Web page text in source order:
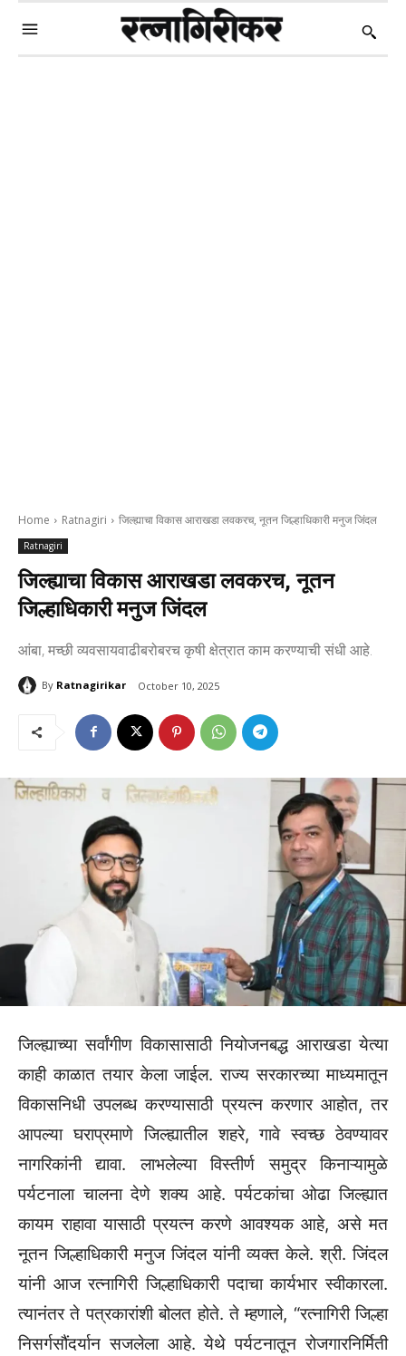
Home Ratnagiri जिल्ह्याचा विकास आराखडा लवकरच, नूतन जिल्हाधिकारी मनुज जिंदल
Ratnagiri
जिल्ह्याचा विकास आराखडा लवकरच, नूतन
जिल्हाधिकारी मनुज जिंदल
आंबा, मच्छी व्यवसायवाढीबरोबरच कृषी क्षेत्रात काम करण्याची संधी आहे.
By Ratnagirikar October 10, 2025
जिल्ह्याच्या सर्वांगीण विकासासाठी नियोजनबद्ध आराखडा येत्या
काही काळात तयार केला जाईल. राज्य सरकारच्या माध्यमातून
विकासनिधी उपलब्ध करण्यासाठी प्रयत्न करणार आहोत, तर
आपल्या घराप्रमाणे जिल्ह्यातील शहरे, गावे स्वच्छ ठेवण्यावर
नागरिकांनी द्यावा. लाभलेल्या विस्तीर्ण समुद्र किनाऱ्यामुळे
पर्यटनाला चालना देणे शक्य आहे. पर्यटकांचा ओढा जिल्ह्यात
कायम राहावा यासाठी प्रयत्न करणे आवश्यक आहे, असे मत
नूतन जिल्हाधिकारी मनुज जिंदल यांनी व्यक्त केले. श्री. जिंदल
यांनी आज रत्नागिरी जिल्हाधिकारी पदाचा कार्यभार स्वीकारला.
त्यानंतर ते पत्रकारांशी बोलत होते. ते म्हणाले, “रत्नागिरी जिल्हा
निसर्गसौंदर्यान सजलेला आहे. येथे पर्यटनातून रोजगारनिर्मिती